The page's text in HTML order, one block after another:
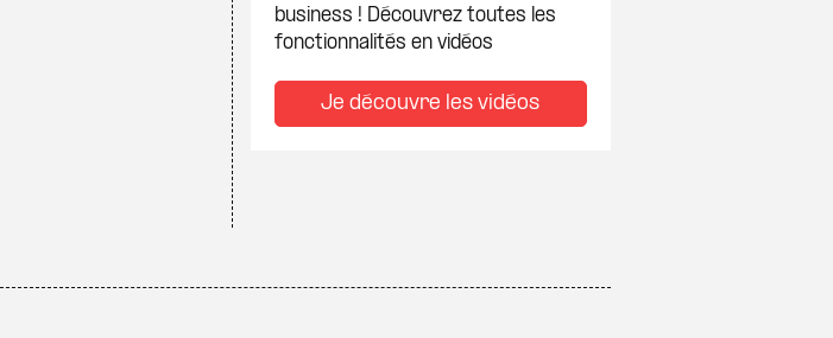
business ! Découvrez toutes les
fonctionnalités en vidéos
Je découvre les vidéos